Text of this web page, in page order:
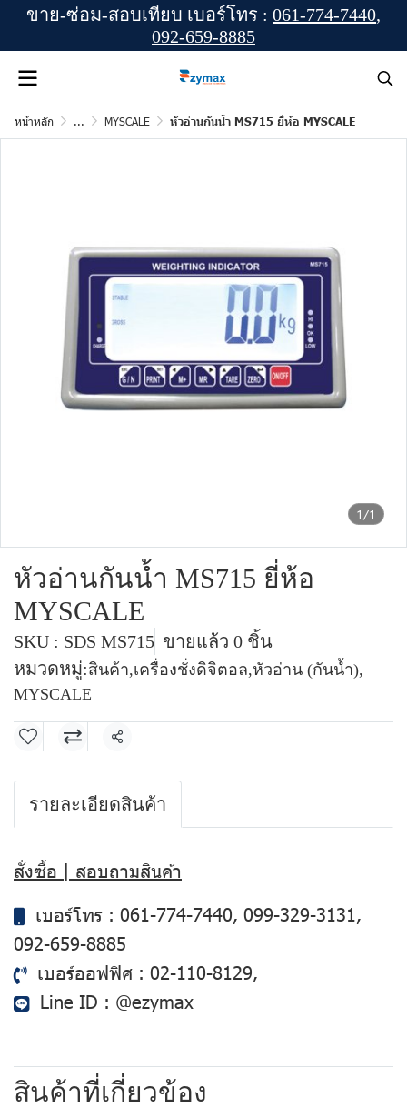
ขาย-ซ่อม-สอบเทียบ เบอร์โทร : 061-774-7440,
092-659-8885
หน้าหลัก ... MYSCALE หัวอ่านกันน้ำ MS715 ยี่ห้อ MYSCALE
1/1
หัวอ่านกันน้ำ MS715 ยี่ห้อ
MYSCALE
SKU : SDS MS715 ขายแล้ว 0 ชิ้น
หมวดหมู่:สินค้า,เครื่องชั่งดิจิตอล,หัวอ่าน (กันน้ำ),
MYSCALE
แชร์
รายละเอียดสินค้า
สั่งซื้อ | สอบถามสินค้า
เบอร์โทร : 061-774-7440, 099-329-3131 ,
092-659-8885
เบอร์ออฟฟิศ : 02-110-8129,
Line ID : @ezymax
สินค้าที่เกี่ยวข้อง